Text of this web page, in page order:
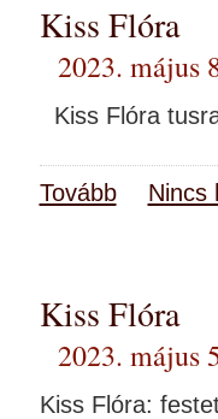
Kiss Flóra
2023. május
Kiss Flóra
Tovább Nincs
Kiss Flóra
2023. május
Kiss Flóra: